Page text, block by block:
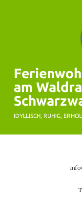
am
IDYLLISCH, RUHIG,